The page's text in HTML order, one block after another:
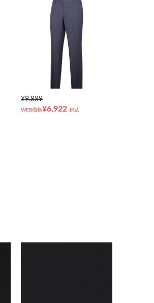
¥9,889
WEB価格¥6,922 税込